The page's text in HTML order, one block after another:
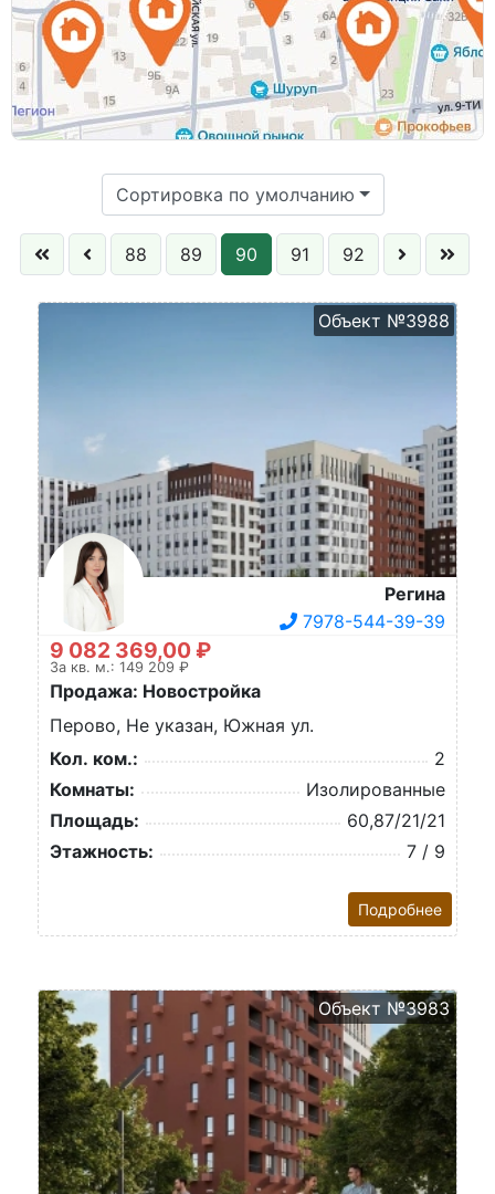
Цена:
Этаж:
Сортировка по умолчанию
88 89 90 91 92
Объект №3988
Регина
7978-544-39-39
9 082 369,00 ₽
За кв. м.: 149 209 ₽
Продажа: Новостройка
Перово, Не указан, Южная ул.
Кол. ком.:
2
Комнаты:
Изолированные
Площадь:
60,87/21/21
Этажность:
7 / 9
Подробнее
Объект №3983